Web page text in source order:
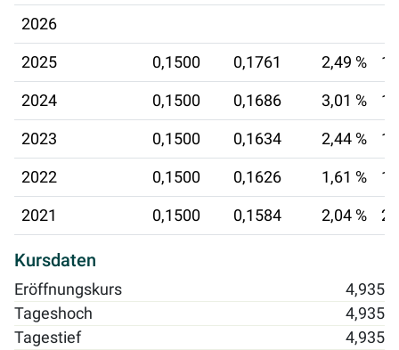
2026
2025 0,1500 0,1761 2,49 %
2024 0,1500 0,1686 3,01 %
2023 0,1500 0,1634 2,44 %
2022 0,1500 0,1626 1,61 %
2021 0,1500 0,1584 2,04 %
Kursdaten
Eröffnungskurs
4,935
Tageshoch
4,935
Tagestief
4,935